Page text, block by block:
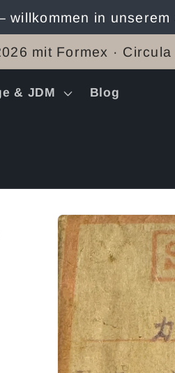
willkommen in unserem
mit Formex · Circula
& JDM Blog
springen